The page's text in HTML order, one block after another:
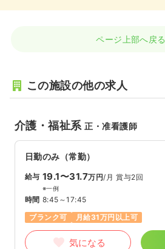
ページ上部へ戻る
この施設の他の求人
介護・福祉系正・准看護師
日勤のみ（常勤）
給与 19.1〜31.7万円/月 賞与2回
※一例
時間 8:45～17:45
ブランク可
月給31万円以上可
気になる